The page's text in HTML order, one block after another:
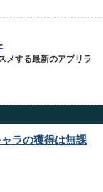
メする最新のアプリラ
ラの獲得は無課